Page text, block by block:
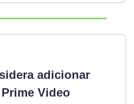
adicionar
Video